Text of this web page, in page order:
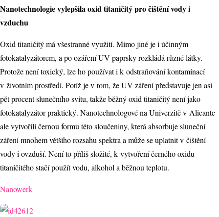
Nanotechnologie vylepšila oxid titaničitý pro čištění vody i
vzduchu
Oxid titaničitý má všestranné využití. Mimo jiné je i účinným
fotokatalyzátorem, a po ozáření UV paprsky rozkládá různé látky.
Protože není toxický, lze ho používat i k odstraňování kontaminací
v životním prostředí. Potíž je v tom, že UV záření představuje jen asi
pět procent slunečního svitu, takže běžný oxid titaničitý není jako
fotokatalyzátor praktický. Nanotechnologové na Univerzitě v Alicante
ale vytvořili černou formu této sloučeniny, která absorbuje sluneční
záření mnohem většího rozsahu spektra a může se uplatnit v čištění
vody i ovzduší. Není to příliš složité, k vytvoření černého oxidu
titaničitého stačí použít vodu, alkohol a běžnou teplotu.
Nanowerk